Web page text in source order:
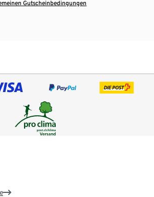
Gutscheinbedingungen